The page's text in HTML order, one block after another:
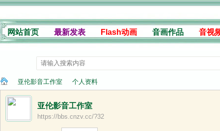
网站首页 最新发表 Flash动画 音画作品 音视
›
亚伦影音工作室 个人资料
亚伦影音工作室
https://bbs.cnzv.cc/?32